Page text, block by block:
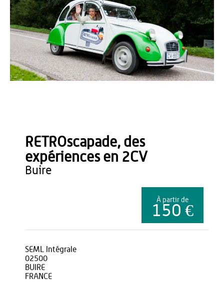
RETROscapade, des
expériences en 2CV
buire
À partir de
150 €
SEML Intégrale
02500
BUIRE
FRANCE